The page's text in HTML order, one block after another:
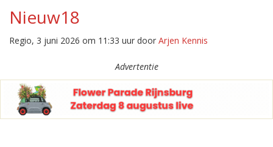
De ochtend van Sleutelstad
6.00 - 12.00 uur
Vorig uur
Nieuw18
Regio, 3 juni 2026 om 11:33 uur door Arjen Kennis
Advertentie